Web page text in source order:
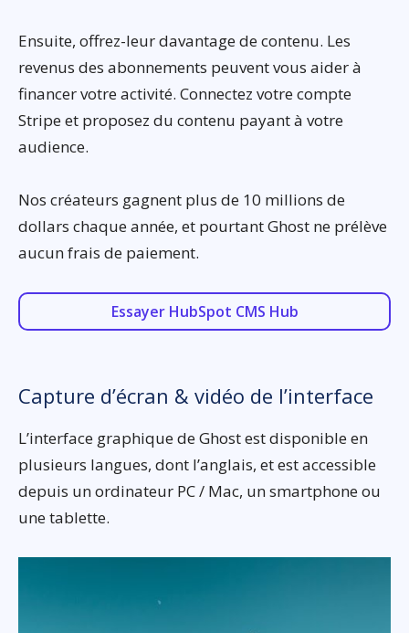
Ensuite, offrez-leur davantage de contenu. Les
revenus des abonnements peuvent vous aider à
financer votre activité. Connectez votre compte
Stripe et proposez du contenu payant à votre
audience.
Nos créateurs gagnent plus de 10 millions de
dollars chaque année, et pourtant Ghost ne prélève
aucun frais de paiement.
Essayer HubSpot CMS Hub
Capture d’écran & vidéo de l’interface
L’interface graphique de Ghost est disponible en
plusieurs langues, dont l’anglais, et est accessible
depuis un ordinateur PC / Mac, un smartphone ou
une tablette.